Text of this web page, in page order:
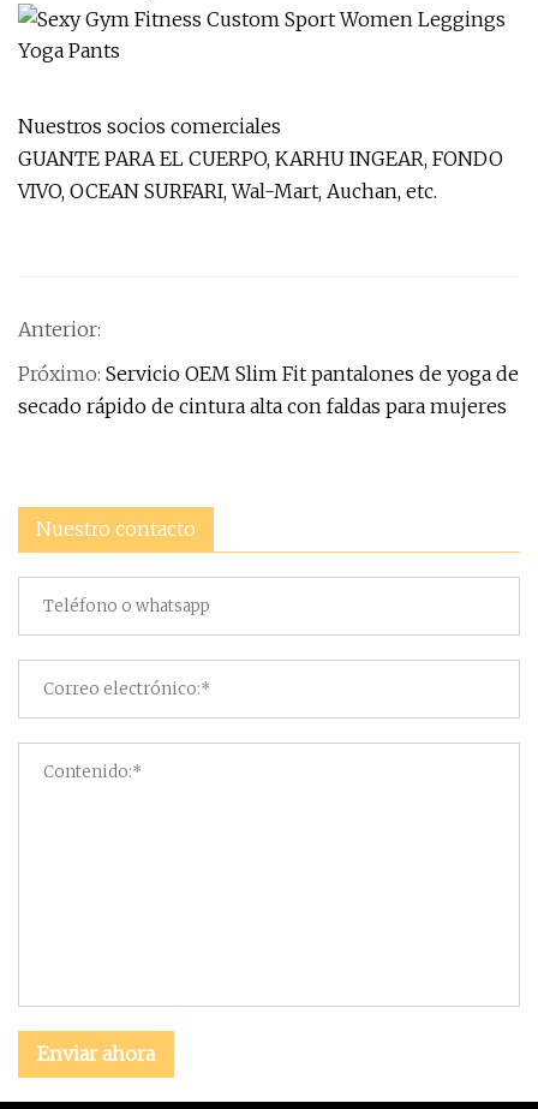
Nuestros socios comerciales
GUANTE PARA EL CUERPO, KARHU INGEAR, FONDO
VIVO, OCEAN SURFARI, Wal-Mart, Auchan, etc.
Anterior:
Próximo: Servicio OEM Slim Fit pantalones de yoga de
secado rápido de cintura alta con faldas para mujeres
Nuestro contacto
Enviar ahora